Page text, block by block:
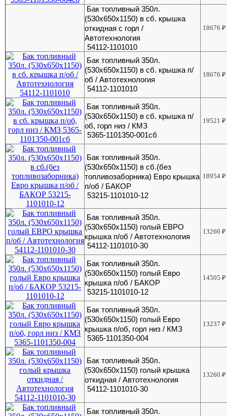
Бак топливный 350л.
(530х650х1150) в сб. крышка
откидная с горл /
Автотехнология
54112-1101010
18676₽
Бак топливный 350л.
(530х650х1150) в сб. крышка п/
об / Автотехнология
54112-1101010
18676₽
Бак топливный 350л.
(530х650х1150) в сб. крышка п/
об, горл низ / КМЗ
5365-1101350-001сб
19521₽
Бак топливный 350л.
(530х650х1150) в сб.(без
топливозаборника) Евро крышка
п/об / БАКОР
53215-1101010-12
18954₽
Бак топливный 350л.
(530х650х1150) голый ЕВРО
крышка п/об / Автотехнология
54112-1101010-30
13260₽
Бак топливный 350л.
(530х650х1150) голый Евро
крышка п/об / БАКОР
53215-1101010-12
14505₽
Бак топливный 350л.
(530х650х1150) голый Евро
крышка п/об, горл низ / КМЗ
5365-1101350-004
13237₽
Бак топливный 350л.
(530х650х1150) голый крышка
откидная / Автотехнология
54112-1101010-30
13260₽
Бак топливный 350л.